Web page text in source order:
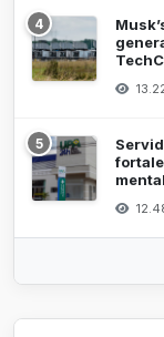
4
5
mental